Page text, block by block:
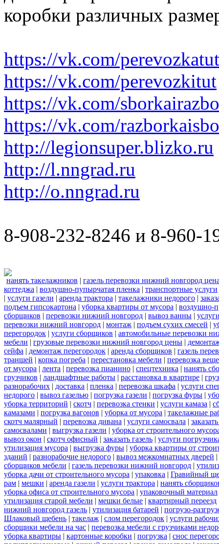
коробки различных
https://vk.com/perevozkatut
https://vk.com/perevozkitut
https://vk.com/
https://vk.com/
http://legionsuper.blizko.ru
http://l.nngrad.ru
http://o.nngrad.ru
8-908-232-8246 и 8-960-
нанять такелажников | газель перевозки нижний новгород
коттеджа | воздушно-пупырчатая пленка | транспортные услуги
| услуги газели | аренда трактора | такелажники недорого |
подъем гипсокартона | уборка квартиры от мусора | воздушно-
сборщиков | перевозки нижний новгород | вывоз ванны |
перевозки нижний новгород | монтаж | подъем сухих смесей |
перегородок | услуги сборщиков | автомобильные перевозки
мебели | грузовые перевозки нижний новгород цены |
сейфа | демонтаж перегородок | аренда сборщиков | газель
траншей | копка погреба | перестановка мебели | перевозка
от мусора | лента | перевозка пианино | спецтехника | нанять
грузчиков | ландшафтные работы | расстановка в квартире |
разнорабочих | доставка | пленка | перевозка шкафа | услуги
недорого | вывоз газелью | погрузка газели | погрузка фуры |
уборка территорий | скотч | перевозка стенки | услуги камаза |
камазами | погрузка вагонов | уборка от мусора | такелажные
скотч малярный | перевозка дивана | услуги самосвала |
самосвалами | выгрузка газели | уборка от строительного
вывоз окон | скотч офисный | заказать газель | услуги
утилизация мусора | выгрузка фуры | уборка квартиры от
зданий | разнорабочие недорого | вывоз межкомнатных дверей |
сборщиков мебели | газель перевозки нижний новгород |
уборка дачи от строительного мусора | упаковка | Гравийный
рам | мешки | аренда газели | услуги трактора | нанять
уборка офиса от строительного мусора | упаковочный материал
утилизация старой мебели | мешки белые | квартирный переезд
нижний новгород газель | утилизация батарей | погрузо-
Шлаковый щебень | такелаж | слом перегородок | услуги
сборщики мебели на час | перевозка мебели с грузчиками
уборка квартиры | картонные коробки | погрузка | снос